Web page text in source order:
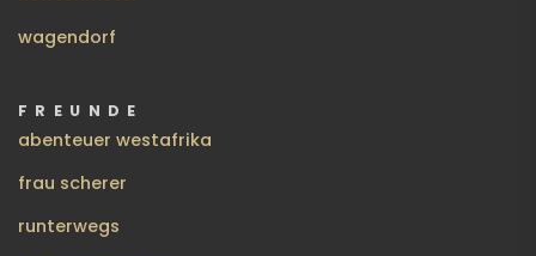
wagendorf
FREUNDE
abenteuer westafrika
frau scherer
runterwegs